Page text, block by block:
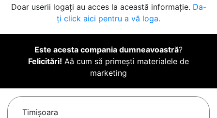
Doar userii logați au acces la această informație. Da-
ți click aici pentru a vă loga.
Este acesta compania dumneavoastră?
Felicitări! Aă cum să primești materialele de
marketing
Timişoara